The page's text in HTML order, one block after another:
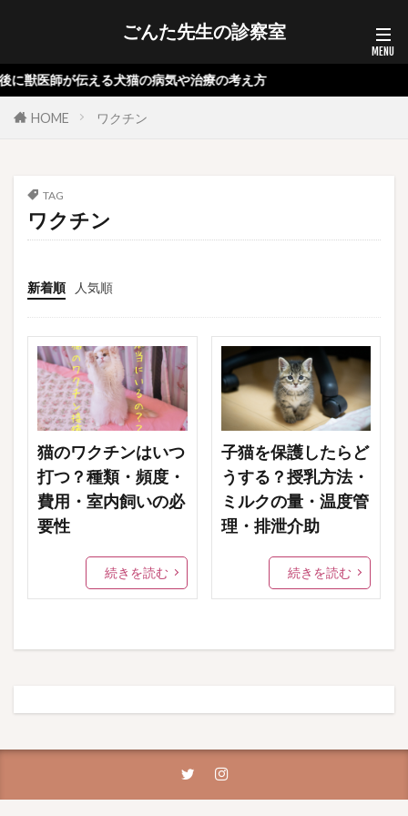
ごんた先生の診察室
に獣医師が伝える犬猫の病気や治療の考え方
HOME ワクチン
TAG
ワクチン
新着順 人気順
猫のワクチンはいつ
打つ？種類・頻度・
費用・室内飼いの必
要性
続きを読む
子猫を保護したらど
うする？授乳方法・
ミルクの量・温度管
理・排泄介助
続きを読む